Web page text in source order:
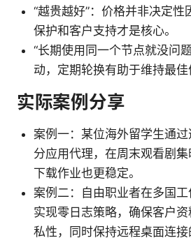
“越贵越好”：价格并非决定性
保护和客户支持才是核心。
“长期使用同一个节点就没问
动，定期轮换有助于维持最佳
实际案例分享
案例一：某位海外留学生通
分应用代理，在周末观看剧集
下载作业也更稳定。
案例二：自由职业者在多国
实现零日志策略，确保客户
私性，同时保持远程桌面连接